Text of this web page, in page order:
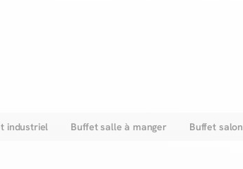
industriel Buffet salle à manger Buffet salon